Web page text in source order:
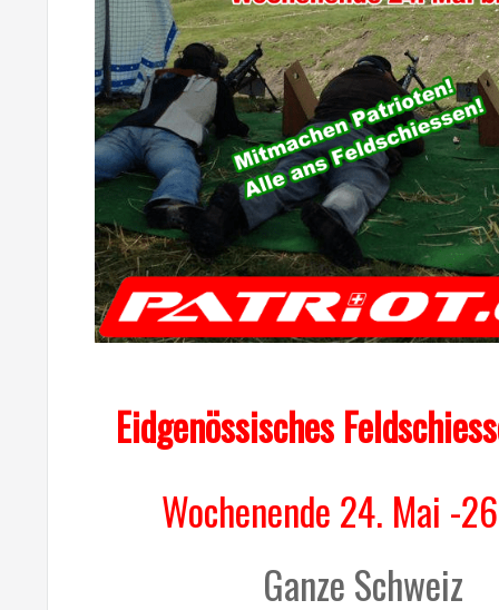
Eidgenössisches
Wochenende 24. Mai -
Ganze Schweiz